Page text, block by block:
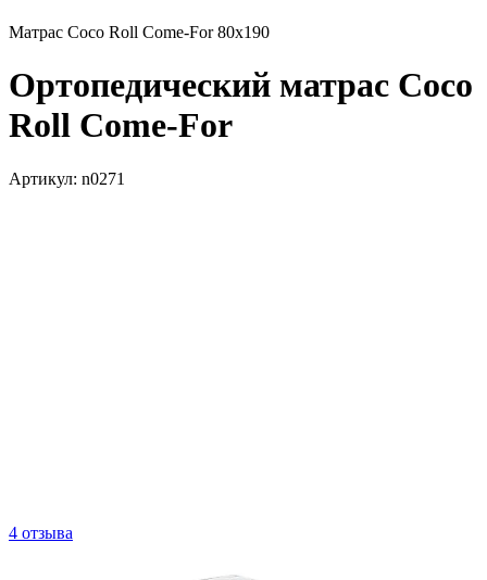
Матрас Coco Roll Come-For 80х190
Ортопедический матрас Coco
Roll Come-For
Артикул: n0271
4 отзыва